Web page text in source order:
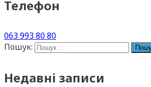
Телефон
063 993 80 80
Пошук:
Недавні записи